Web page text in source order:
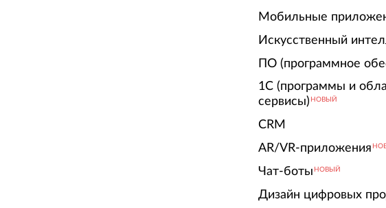
Мобильные
Искусственный
ПО (программное
1С (программы и
сервисы) НОВЫЙ
CRM
AR/VR-приложения
Чат-боты НОВЫЙ
Дизайн цифровых